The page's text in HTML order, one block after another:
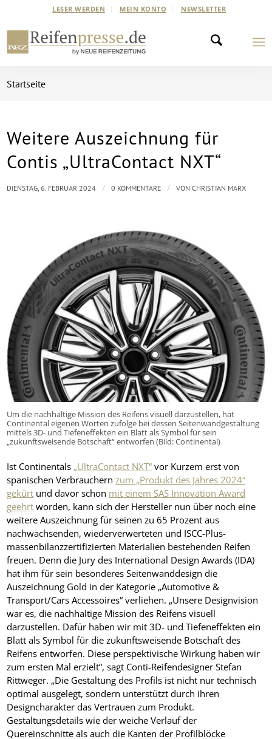
LESER WERDEN MEIN KONTO NEWSLETTER
Startseite
Weitere Auszeichnung für
Contis „UltraContact NXT“
Um die nachhaltige Mission des Reifens visuell darzustellen, hat
Continental eigenen Worten zufolge bei dessen Seitenwandgestaltung
mittels 3D- und Tiefeneffekten ein Blatt als Symbol für sein
„zukunftsweisende Botschaft“ entworfen (Bild: Continental)
Ist Continentals „UltraContact NXT“ vor Kurzem erst von
spanischen Verbrauchernzum „Produkt des Jahres 2024“
gekürt und davor schon mit einem SAS Innovation Award
geehrt worden, kann sich der Hersteller nun über noch eine
weitere Auszeichnung für seinen zu 65 Prozent aus
nachwachsenden, wiederverwerteten und ISCC-Plus-
massenbilanzzertifizierten Materialien bestehenden Reifen
freuen. Denn die Jury des International Design Awards (IDA)
hat ihm für sein besonderes Seitenwanddesign die
Auszeichnung Gold in der Kategorie „Automotive &
Transport/Cars Accessoires“ verliehen. „Unsere Designvision
war es, die nachhaltige Mission des Reifens visuell
darzustellen. Dafür haben wir mit 3D- und Tiefeneffekten ein
Blatt als Symbol für die zukunftsweisende Botschaft des
Reifens entworfen. Diese perspektivische Wirkung haben wir
zum ersten Mal erzielt“, sagt Conti-Reifendesigner Stefan
Rittweger. „Die Gestaltung des Profils ist nicht nur technisch
optimal ausgelegt, sondern unterstützt durch ihren
Designcharakter das Vertrauen zum Produkt.
Gestaltungsdetails wie der weiche Verlauf der
Quereinschnitte als auch die Kanten der Profilblöcke
DIENSTAG, 6. FEBRUAR 2024 / 0 KOMMENTARE / VONCHRISTIAN MARX